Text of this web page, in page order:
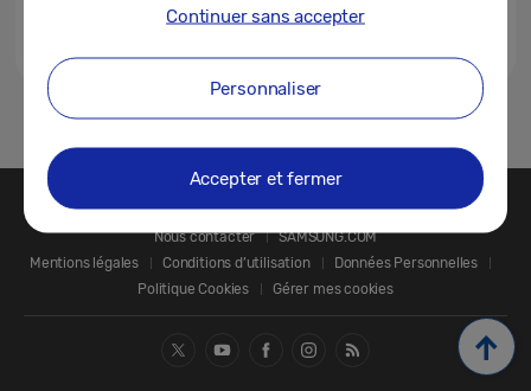
1
Nous contacter
SAMSUNG.COM
Mentions légales
Conditions d’utilisation
Données Personnelles
Politique Cookies
Gérer mes cookies
Continuer sans accepter
Personnaliser
Accepter et fermer